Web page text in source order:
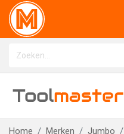
Toolmaster
Home Merken Jumbo